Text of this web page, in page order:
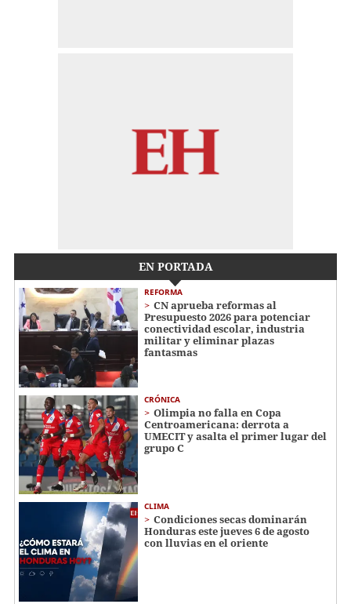
EN PORTADA
REFORMA
CN aprueba reformas al
Presupuesto 2026 para potenciar
conectividad escolar, industria
militar y eliminar plazas
fantasmas
CRÓNICA
Olimpia no falla en Copa
Centroamericana: derrota a
UMECIT y asalta el primer lugar del
grupo C
CLIMA
Condiciones secas dominarán
Honduras este jueves 6 de agosto
con lluvias en el oriente